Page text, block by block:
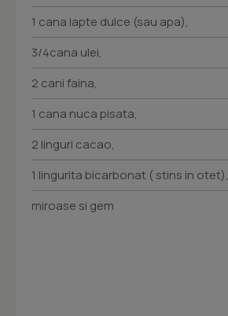
1 cana lapte dulce (sau apa),
3/4cana ulei,
2 cani faina,
1 cana nuca pisata,
2 linguri cacao,
1 lingurita bicarbonat ( stins in otet),
miroase si gem